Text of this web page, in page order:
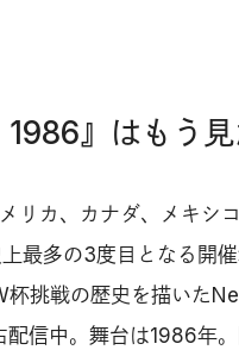
』はもう見
リカ、カナダ、メキシ
最多の3度目となる開
杯挑戦の歴史を描いた
信中。舞台は1986年